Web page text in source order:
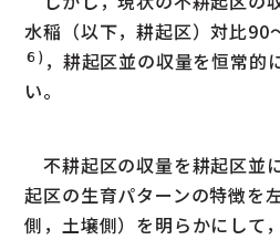
水稲（以下，耕起区）対比90
６) ，耕起区並の収量を恒常的
い。
不耕起区の収量を耕起区並
起区の生育パターンの特徴を
側，土壌側）を明らかにして